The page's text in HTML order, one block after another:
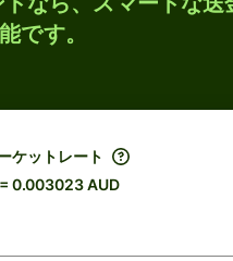
です。
ケットレート
0.003023 AUD